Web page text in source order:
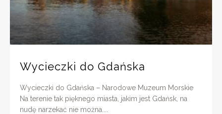
Wycieczki do Gdańska
Wycieczki do Gdańska – Narodowe Muzeum Morskie
Na terenie tak pięknego miasta, jakim jest Gdańsk, na
nudę narzekać nie można....